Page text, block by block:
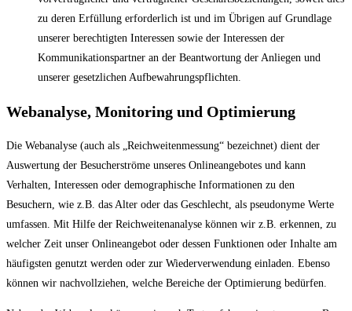
zu deren Erfüllung erforderlich ist und im Übrigen auf Grundlage
unserer berechtigten Interessen sowie der Interessen der
Kommunikationspartner an der Beantwortung der Anliegen und
unserer gesetzlichen Aufbewahrungspflichten.
Webanalyse, Monitoring und Optimierung
Die Webanalyse (auch als „Reichweitenmessung“ bezeichnet) dient der
Auswertung der Besucherströme unseres Onlineangebotes und kann
Verhalten, Interessen oder demographische Informationen zu den
Besuchern, wie z.B. das Alter oder das Geschlecht, als pseudonyme Werte
umfassen. Mit Hilfe der Reichweitenanalyse können wir z.B. erkennen, zu
welcher Zeit unser Onlineangebot oder dessen Funktionen oder Inhalte am
häufigsten genutzt werden oder zur Wiederverwendung einladen. Ebenso
können wir nachvollziehen, welche Bereiche der Optimierung bedürfen.